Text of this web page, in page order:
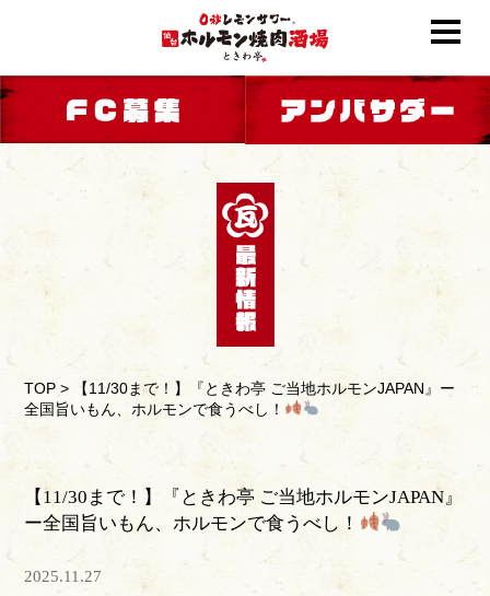
TOP >
【11/30まで！】『ときわ亭 ご当地ホルモンJAPAN』ー
全国旨いもん、ホルモンで食うべし！
【11/30まで！】『ときわ亭 ご当地ホルモンJAPAN』
ー全国旨いもん、ホルモンで食うべし！
2025.11.27